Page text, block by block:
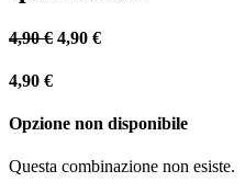
4,90€ 4,90 €
4,90 €
Opzione non disponibile
Questa combinazione non esiste.